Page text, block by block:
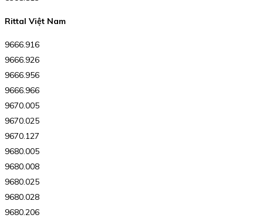
Rittal Việt Nam
9666.916
9666.926
9666.956
9666.966
9670.005
9670.025
9670.127
9680.005
9680.008
9680.025
9680.028
9680.206